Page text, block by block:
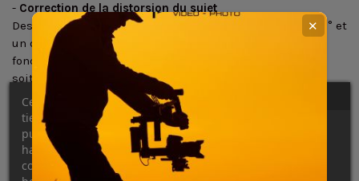
- Correction de la distorsion du sujet
Des mouvements précis permettent une bascule de ± 10° et
un décentrement de ± 12 mm avec une rotation de la
fonction de bascule/décentrement de +/- 90° quelle que
soit la direction, pour contrôler parfaitement la
perspective.
Réglage de la mise au point pour les prises de vue macro
Une fonctionnalité de mise au point macro de 39 cm
signifie qu'il est possible d'effectuer une mise au point
Ce site Web utilise ses propres cookies et ceux de
tiers pour améliorer nos services et vous montrer des
publicités liées à vos préférences en analysant vos
habitudes de navigation. Pour donner votre
consentement à son utilisation, appuyez sur le
✕